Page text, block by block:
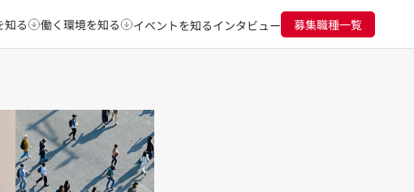
知る 働く環境を知る イベントを知るインタビュー 募集職種一覧